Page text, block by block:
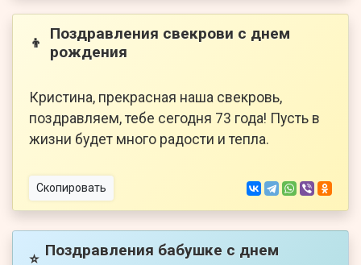
👦
Поздравления свекрови с днем
рождения
Кристина, прекрасная наша свекровь,
поздравляем, тебе сегодня 73 года! Пусть в
жизни будет много радости и тепла.
Скопировать
⭐ Поздравления бабушке с днем